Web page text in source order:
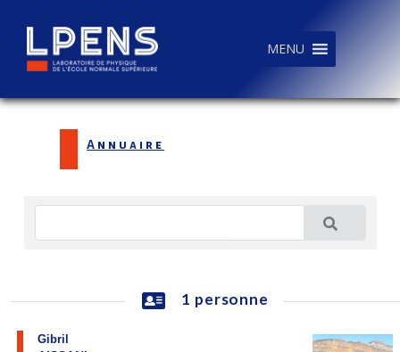
MENU
Annuaire
1 personne
Gibril